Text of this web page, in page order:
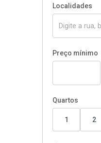
Localidades
Preço mínimo
Quartos
1 2